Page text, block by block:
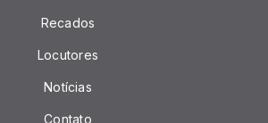
Recados
Locutores
Notícias
Contato